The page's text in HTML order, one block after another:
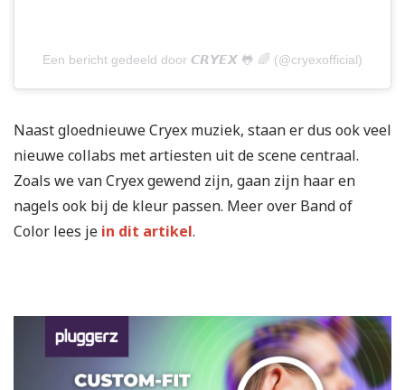
Een bericht gedeeld door 𝘾𝙍𝙔𝙀𝙓 🐸 🌈 (@cryexofficial)
Naast gloednieuwe Cryex muziek, staan er dus ook veel
nieuwe collabs met artiesten uit de scene centraal.
Zoals we van Cryex gewend zijn, gaan zijn haar en
nagels ook bij de kleur passen. Meer over Band of
Color lees je in dit artikel.